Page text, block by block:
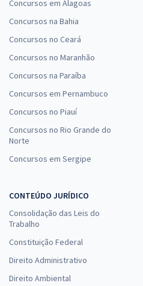
Concursos em Alagoas
Concursos na Bahia
Concursos no Ceará
Concursos no Maranhão
Concursos na Paraíba
Concursos em Pernambuco
Concursos no Piauí
Concursos no Rio Grande do
Norte
Concursos em Sergipe
CONTEÚDO JURÍDICO
Consolidação das Leis do
Trabalho
Constituição Federal
Direito Administrativo
Direito Ambiental